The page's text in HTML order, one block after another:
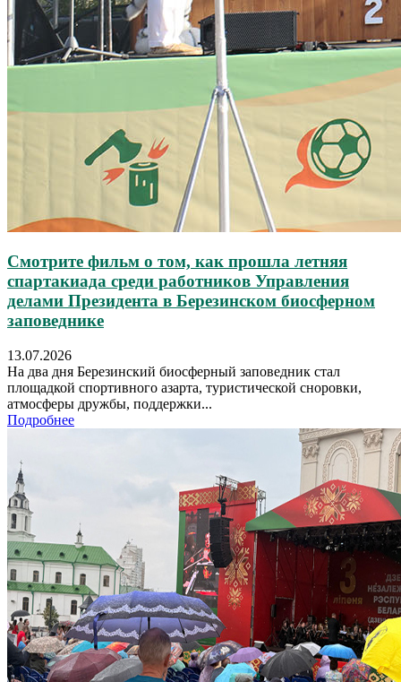
Смотрите фильм о том, как прошла летняя
спартакиада среди работников Управления
делами Президента в Березинском биосферном
заповеднике
13.07.2026
На два дня Березинский биосферный заповедник стал
площадкой спортивного азарта, туристической сноровки,
атмосферы дружбы, поддержки...
Подробнее